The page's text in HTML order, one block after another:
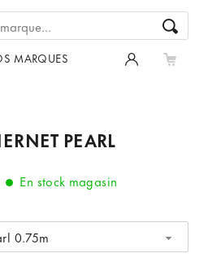
MARQUES
PEARL
En stock magasin
0.75m